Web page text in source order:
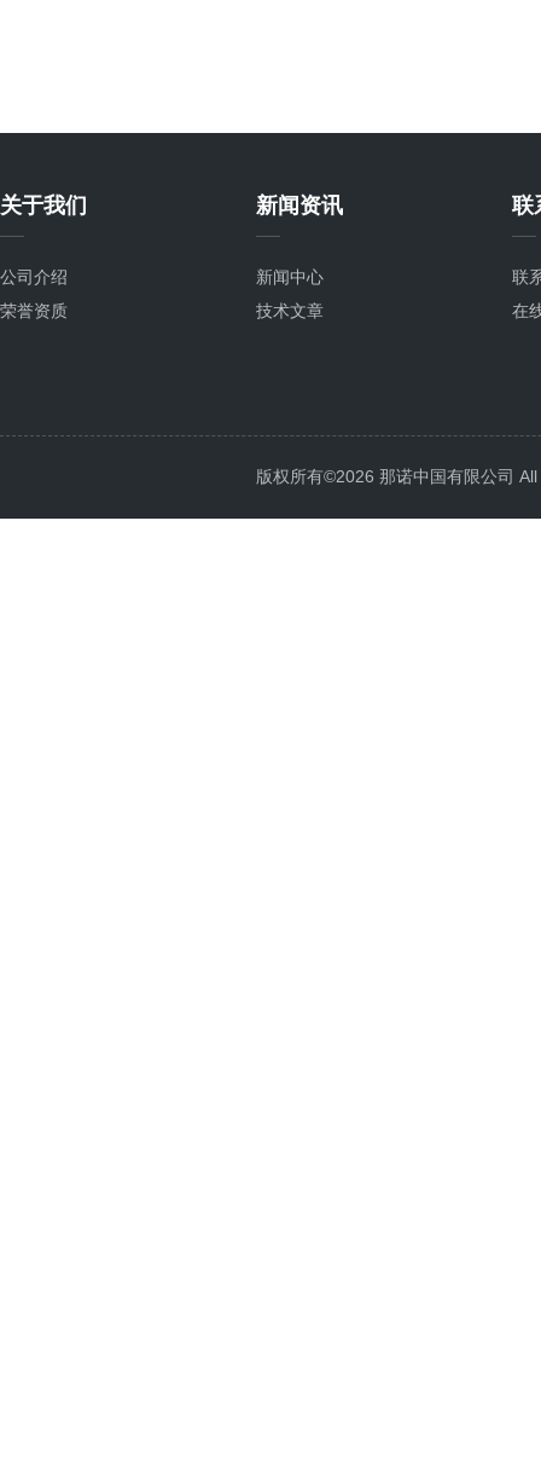
关于我们
公司介绍
荣誉资质
新闻资讯
新闻中心
技术文章
联
联
在
版权所有©2026 那诺中国有限公司